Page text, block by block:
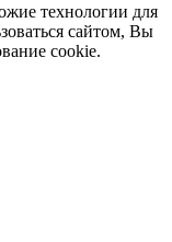
технологии для
сайтом, Вы
cookie.